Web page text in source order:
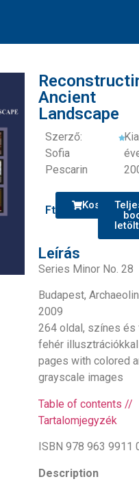
Ancient
Landscape
Szerző:
Sofia
Pescarin
Ft Kosárba
Leírás
Series Minor No. 28
Budapest,
2009
264 oldal, színes
fehér
pages with colored
grayscale images
Table of contents //
Tartalomjegyzék
ISBN 978 963 9911
Description